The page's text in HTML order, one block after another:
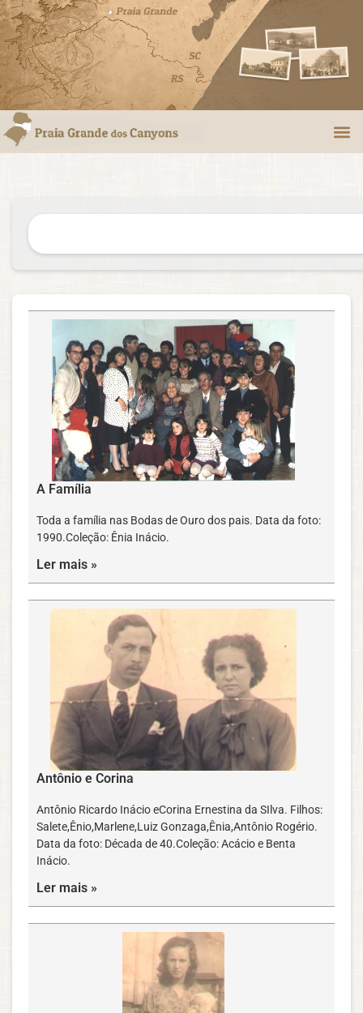
A Família
Toda a família nas Bodas de Ouro dos pais. Data da foto:
1990.Coleção: Ênia Inácio.
Ler mais »
Antônio e Corina
Antônio Ricardo Inácio eCorina Ernestina da SIlva. Filhos:
Salete,Ênio,Marlene,Luiz Gonzaga,Ênia,Antônio Rogério.
Data da foto: Década de 40.Coleção: Acácio e Benta
Inácio.
Ler mais »